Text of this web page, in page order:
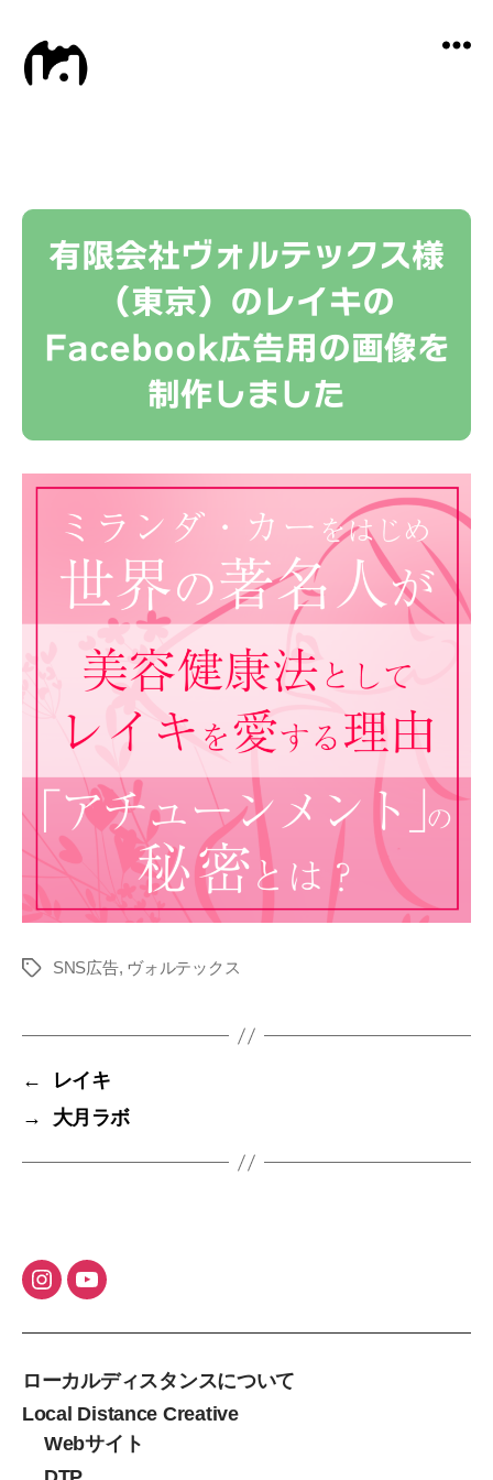
有限会社ヴォルテックス様
（東京）のレイキの
Facebook広告用の画像を
制作しました
タ
SNS広告, ヴォルテックス
←
レイキ
→
大月ラボ
ローカルディスタンスについて
Local Distance Creative
Webサイト